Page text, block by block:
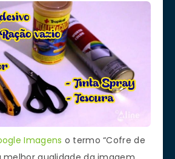
Imagens o termo “Cofre de